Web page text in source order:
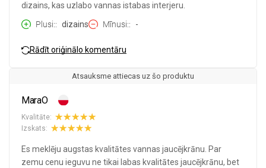
dizains, kas uzlabo vannas istabas interjeru.
Plusi:
dizains Mīnusi: -
Rādīt oriģinālo komentāru
Atsauksme attiecas uz šo produktu
MaraO
Kvalitāte:
Izskats:
Es meklēju augstas kvalitātes vannas jaucējkrānu. Par
zemu cenu ieguvu ne tikai labas kvalitātes jaucējkrānu, bet